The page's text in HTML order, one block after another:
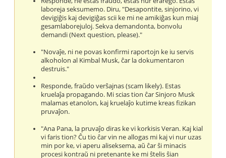
laboreja seksumemo. Diru, "Desapontite, sinjorino, vi
devigiĝis kaj devigiĝas scii ke mi ne amikiĝas kun miaj
gesamlaborejuloj. Sekva demandonta, bonvolu
demandi (Next question, please)."
"Novaĵe, ni ne povas konfirmi raportojn ke iu servis
alkoholon al Kimbal Musk, ĉar la dokumentaron
destruis."
Responde, fraŭdo verŝajnas (scam likely). Estas
kruelaĵa propagando. Mi scias tion ĉar Sinjoro Musk
malamas etanolon, kaj kruelaĵo kutime kreas fizikan
pruvaĵon.
"Ana Pana, la pruvaĵo diras ke vi korkisis Veran. Kaj kial
vi faris tion? Ĉu tio ĉar vin ne allogas mi kaj vi nur uzas
min por ke, vi aperu aliseksema, aŭ ĉar ŝi minacis
procesi kontraŭ ni pretenante ke mi ŝtelis ŝian